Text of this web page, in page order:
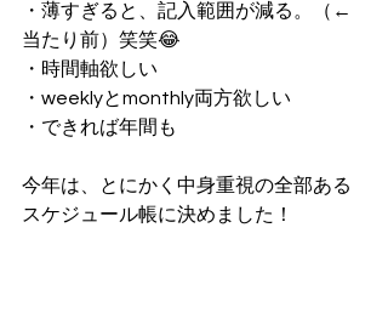
・薄すぎると、記入範囲が減る。（←
当たり前）笑笑😂
・時間軸欲しい
・weeklyとmonthly両方欲しい
・できれば年間も
今年は、とにかく中身重視の全部ある
スケジュール帳に決めました！